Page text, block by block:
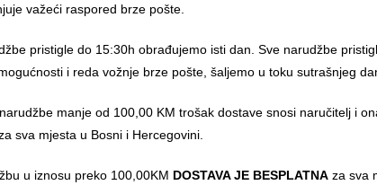
važeći raspored brze pošte.
pristigle do 15:30h obrađujemo isti dan. Sve narudžbe
i reda vožnje brze pošte, šaljemo u toku sutrašnjeg
manje od 100,00 KM trošak dostave snosi naručitelj i
sva mjesta u Bosni i Hercegovini.
u iznosu preko 100,00KM DOSTAVA JE BESPLATNA za sva